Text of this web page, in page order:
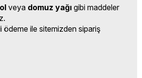
veya domuz yağı gibi maddeler
ödeme ile sitemizden sipariş